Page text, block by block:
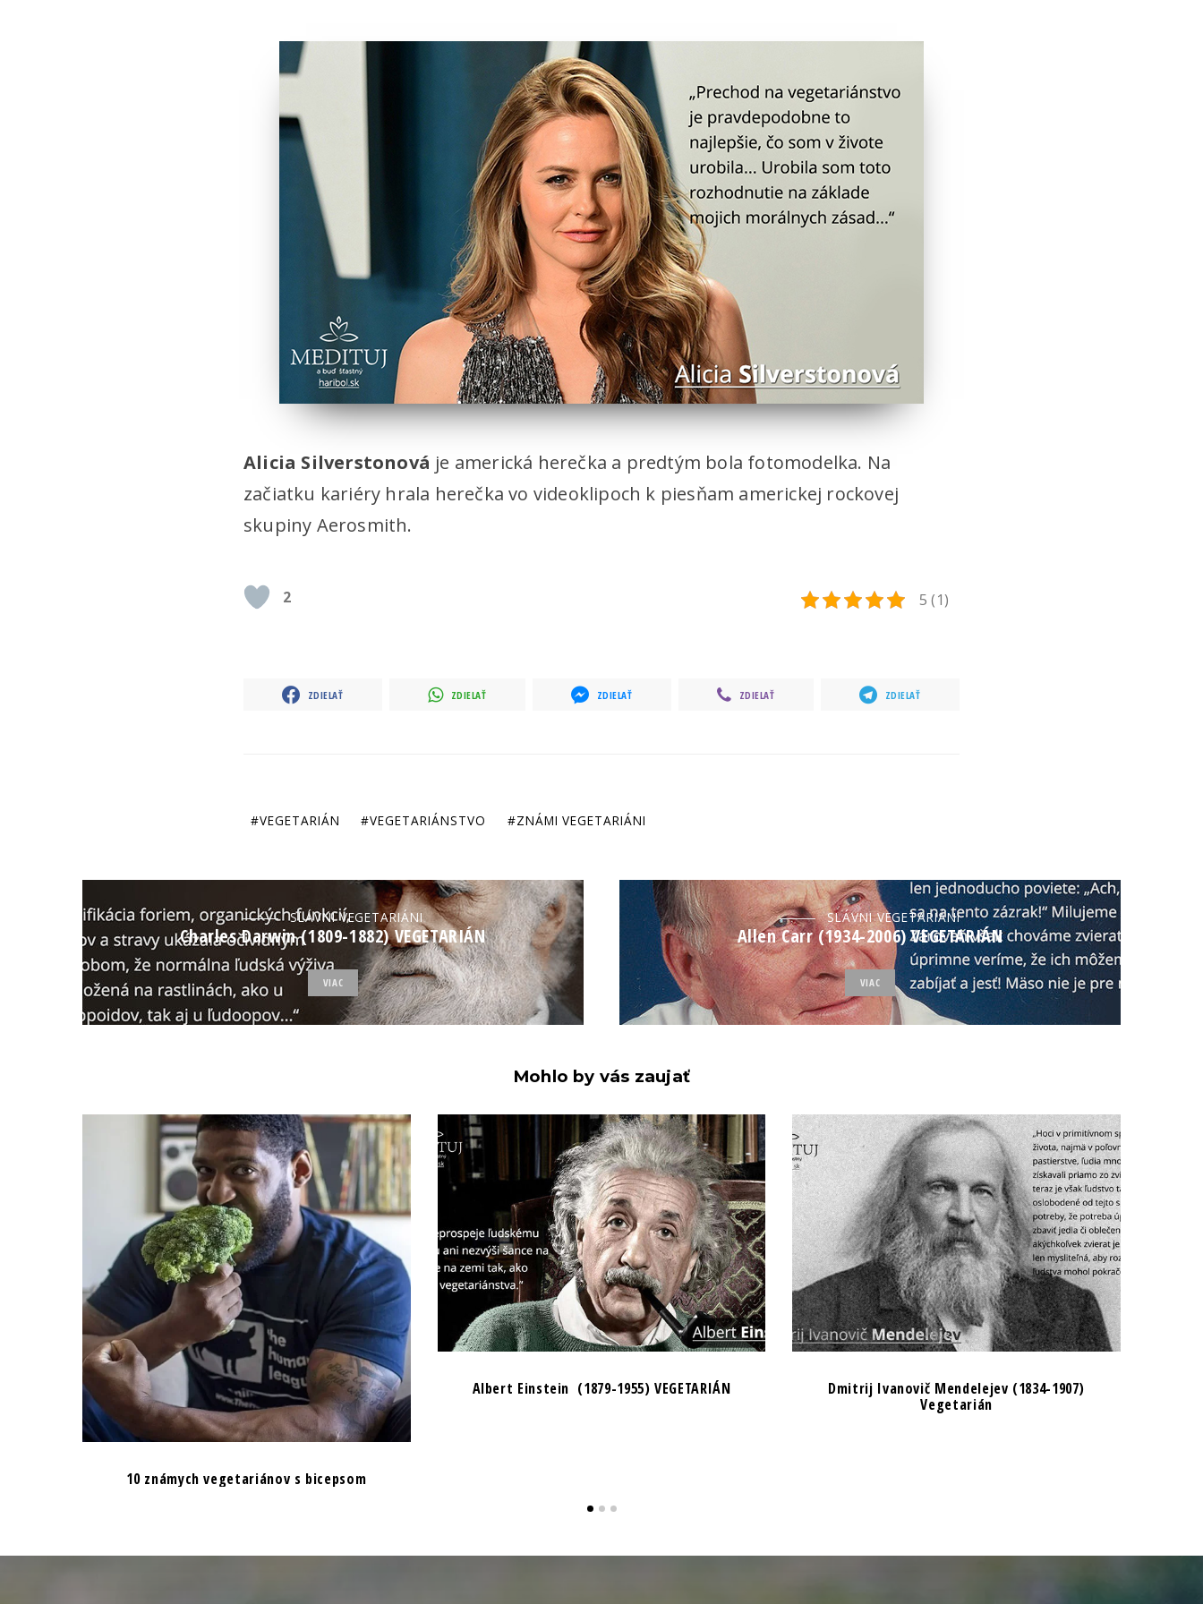
Alicia Silverstonová je americká herečka a predtým bola fotomodelka. Na
začiatku kariéry hrala herečka vo videoklipoch k piesňam americkej rockovej
skupiny Aerosmith.
5 (1)
2
ZDIELAŤ ZDIELAŤ ZDIELAŤ ZDIELAŤ ZDIELAŤ
VEGETARIÁN VEGETARIÁNSTVO ZNÁMI VEGETARIÁNI
SLÁVNI VEGETARIÁNI
Charles Darwin (1809-1882) VEGETARIÁN
VIAC
SLÁVNI VEGETARIÁNI
Allen Carr (1934-2006) VEGETARIÁN
VIAC
Mohlo by vás zaujať
10 známych vegetariánov s bicepsom
Albert Einstein (1879-1955) VEGETARIÁN
Dmitrij Ivanovič Mendelejev (1834-1907)
Vegetarián